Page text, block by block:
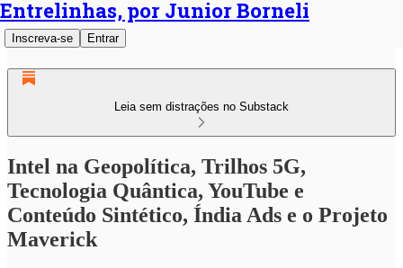
Entrelinhas, por Junior Borneli
Inscreva-se Entrar
Leia sem distrações no Substack
Intel na Geopolítica, Trilhos 5G,
Tecnologia Quântica, YouTube e
Conteúdo Sintético, Índia Ads e o Projeto
Maverick